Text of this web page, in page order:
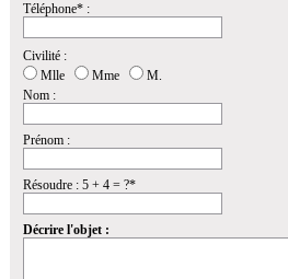
Téléphone* :
Civilité :
Mlle
Mme
M.
Nom :
Prénom :
Résoudre : 5 + 4 = ?*
Décrire l'objet :